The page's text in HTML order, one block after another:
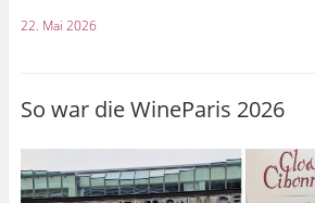
22. Mai 2026
So war die WineParis 2026